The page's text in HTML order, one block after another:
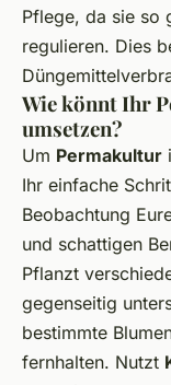
Pflege, da sie so
regulieren. Dies
Wie könnt Ihr
umsetzen?
Um Permakultur
Ihr einfache
Beobachtung
und schattigen
Pflanzt
gegenseitig
bestimmte
fernhalten. Nutzt